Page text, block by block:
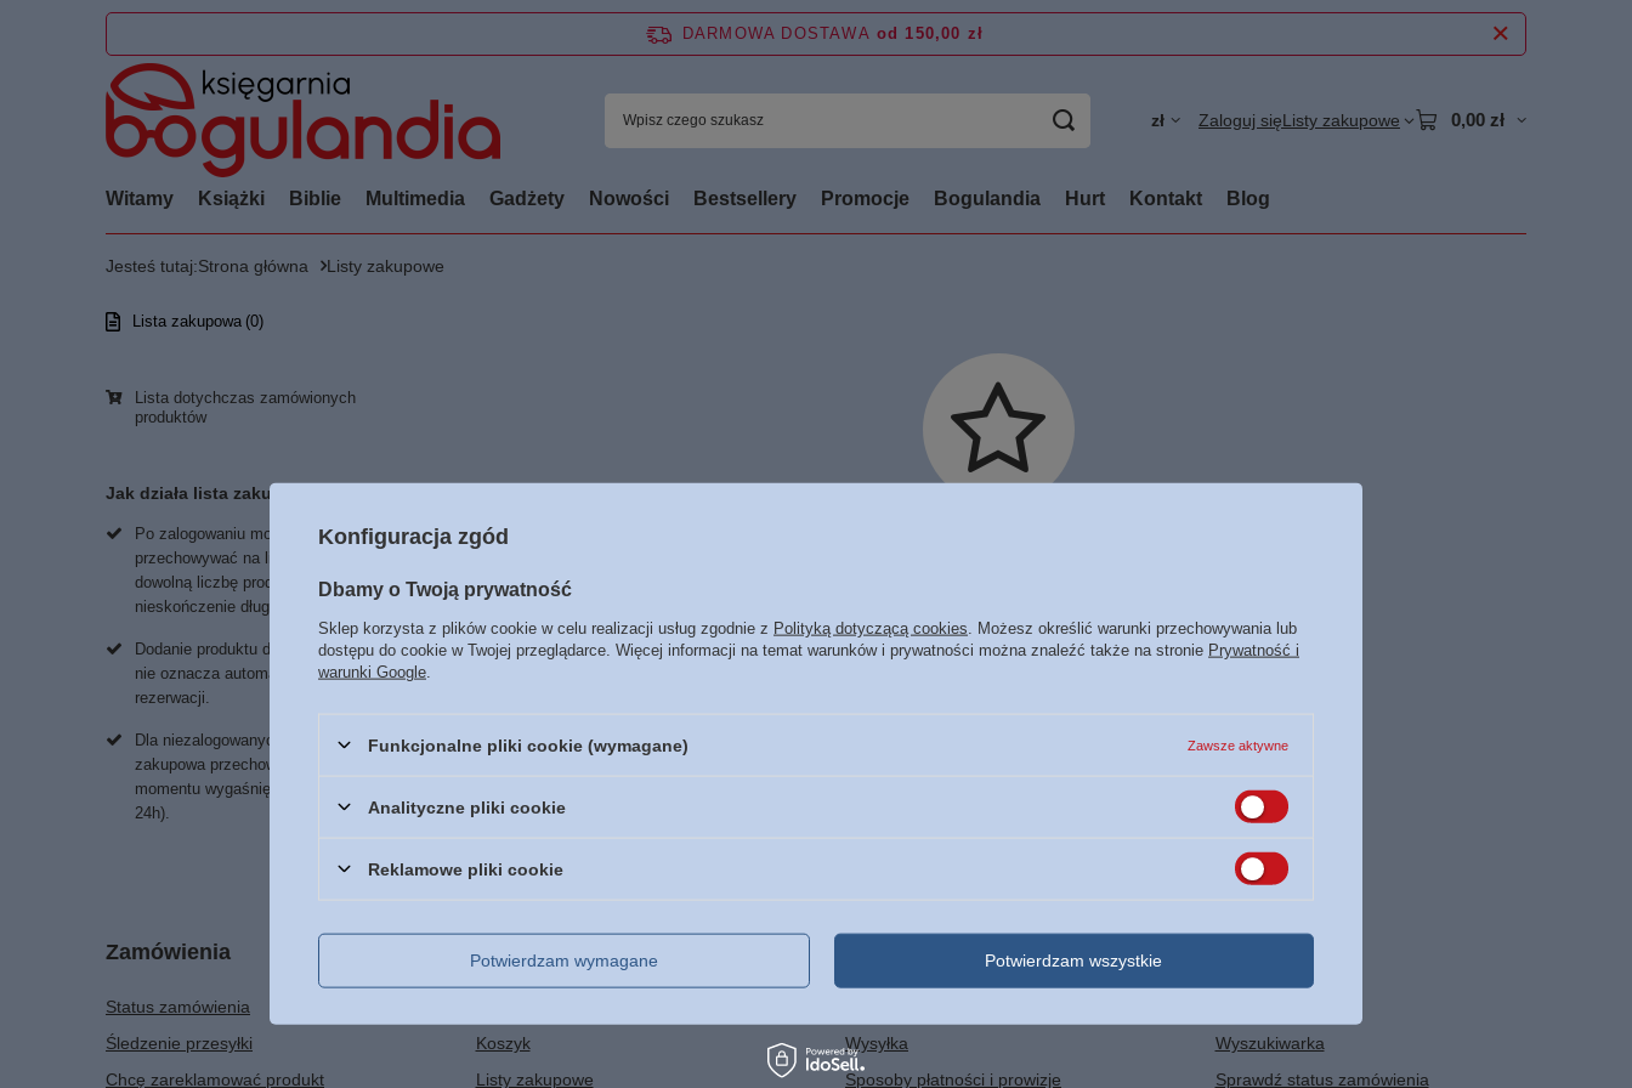
DARMOWA DOSTAWA od 150,00 zł
zł Zaloguj sięListy zakupowe 0,00 zł
Witamy Książki Biblie Multimedia Gadżety Nowości Bestsellery Promocje Bogulandia Hurt Kontakt Blog
Jesteś tutaj:Strona główna Listy zakupowe
Lista zakupowa
ilość produktów: 0
Lista dotychczas zamówionych
produktów
Jak działa lista zakupowa?
Po zalogowaniu możesz umieścić i
przechowywać na liście zakupowej
dowolną liczbę produktów
nieskończenie długo.
Dodanie produktu do listy zakupowej
nie oznacza automatycznie jego
rezerwacji.
Dla niezalogowanych klientów lista
zakupowa przechowywana jest do
momentu wygaśnięcia sesji (około
24h).
Zamówienia
Status zamówienia
Śledzenie przesyłki
Chcę zareklamować produkt
Konto
Koszyk
Listy zakupowe
Wysyłka
Sposoby płatności i prowizje
Wyszukiwarka
Sprawdź status zamówienia
Konfiguracja zgód
Dbamy o Twoją prywatność
Sklep korzysta z plików cookie w celu realizacji usług zgodnie z Polityką dotyczącą cookies . Możesz określić warunki przechowywania lub
dostępu do cookie w Twojej przeglądarce. Więcej informacji na temat warunków i prywatności można znaleźć także na stronie Prywatność i
warunki Google
Funkcjonalne pliki cookie (wymagane) Zawsze aktywne
Analityczne pliki cookie
Reklamowe pliki cookie
Potwierdzam wymagane Potwierdzam wszystkie